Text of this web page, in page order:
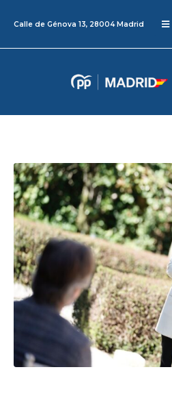
Calle de Génova 13, 28004 Madrid